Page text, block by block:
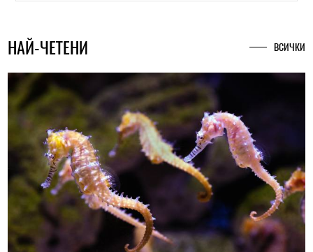
НАЙ-ЧЕТЕНИ ВСИЧКИ